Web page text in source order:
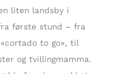
liten landsby i
første stund – fra
to go», til
og tvillingmamma.